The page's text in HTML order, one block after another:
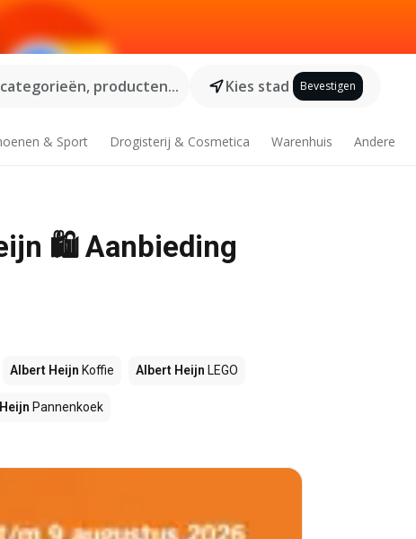
producten...
Kies stad Bevestigen
& Sport Drogisterij & Cosmetica Warenhuis Andere
🛍️ Aanbieding
Albert Heijn Koffie Albert Heijn LEGO
Pannenkoek